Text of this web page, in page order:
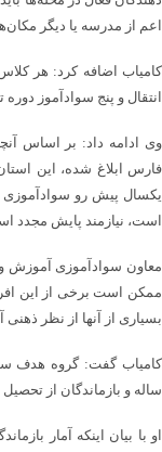
اعم از مدرسه یا دیگر
انتقال و پنج سوادآموز
وی ادامه داد: بر اساس
است، نیازمند پایش مجدد
معاون سوادآموزی آموزش
ممکن است برخی از این
بسیاری از آنها از نظر
ساله و بازماندگان از
او با بیان اینکه آمار